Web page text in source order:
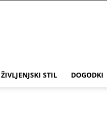
ŽIVLJENJSKI STIL DOGODKI